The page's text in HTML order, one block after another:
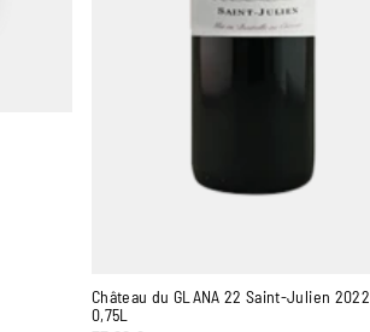
Château du GLANA 22 Saint-Julien 2022
0,75L